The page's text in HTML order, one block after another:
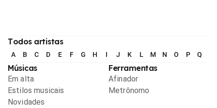
Todos artistas
A B C D E F G H I J K L M N O P Q
Músicas
Em alta
Estilos musicais
Novidades
Ferramentas
Afinador
Metrônomo